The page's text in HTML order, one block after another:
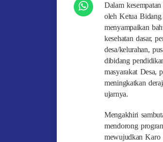
Dalam
oleh Ketua
menyampaikan
kesehatan dasar,
desa/kelurahan,
dibidang
masyarakat Desa,
meningkatkan
ujarnya.
Mengakhiri
mendorong
mewujudkan Karo